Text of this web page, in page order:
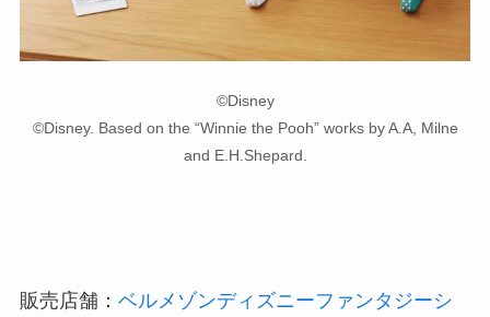
©Disney
©Disney. Based on the “Winnie the Pooh” works by A.A, Milne
and E.H.Shepard.
販売店舗： ベルメゾンディズニーファンタジーシ